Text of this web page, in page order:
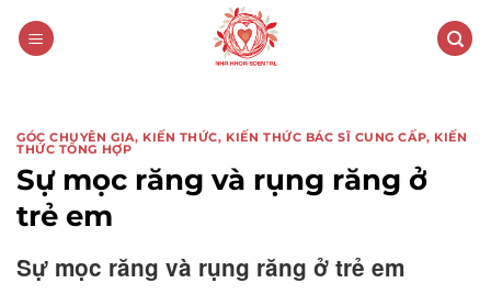
GÓC CHUYÊN GIA, KIẾN THỨC, KIẾN THỨC BÁC SĨ CUNG CẤP, KIẾN
THỨC TỔNG HỢP
Sự mọc răng và rụng răng ở
trẻ em
Sự mọc răng và rụng răng ở trẻ em